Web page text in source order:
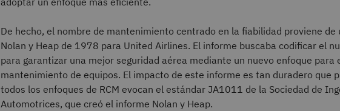
De hecho, el nombre de mantenimiento centrado en la fiabilidad proviene de
Nolan y Heap de 1978 para United Airlines. El informe buscaba codificar el
para garantizar una mejor seguridad aérea mediante un nuevo enfoque para
mantenimiento de equipos. El impacto de este informe es tan duradero que
todos los enfoques de RCM evocan el estándar JA1011 de la Sociedad de
Automotrices, que creó el informe Nolan y Heap.